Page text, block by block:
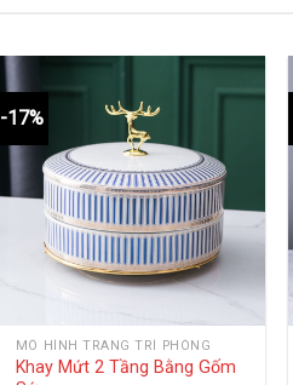
-17%
MÔ HÌNH TRANG TRÍ PHÒNG
Khay Mứt 2 Tầng Bằng Gốm